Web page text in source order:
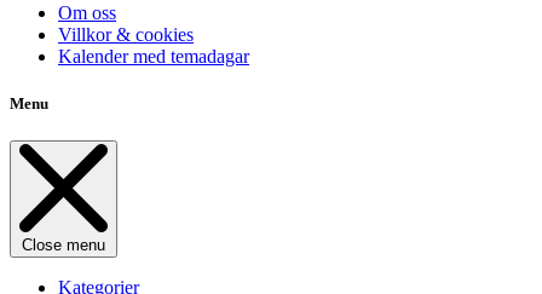
Om oss
Villkor & cookies
Kalender med temadagar
Menu
Close menu
Kategorier